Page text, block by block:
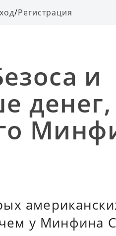
/Регистрация
и
денег,
чем у Минфина